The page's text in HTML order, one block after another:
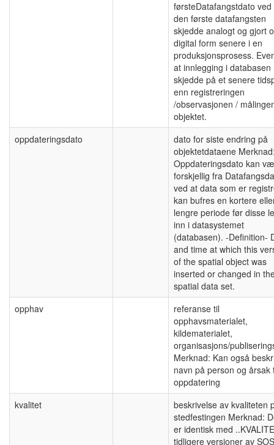
førsteDatafangstdato ved
den første datafangsten
skjedde analogt og gjort
digital form senere i en
produksjonsprosess.
at innlegging i databasen
skjedde på et senere
enn registreringen
/observasjonen /
objektet.
oppdateringsdato
dato for siste endring på
objektetdataene
Oppdateringsdato kan
forskjellig fra
ved at data som er
kan bufres en kortere
lengre periode før disse
inn i datasystemet
(databasen). -Definition-
and time at which this
of the spatial object was
inserted or changed in
spatial data set.
opphav
referanse til
opphavsmaterialet,
kildematerialet,
organisasjons/
Merknad: Kan også
navn på person og årsak
oppdatering
kvalitet
beskrivelse av kvaliteten
stedfestingen Merknad:
er identisk med
tidligere versjoner av